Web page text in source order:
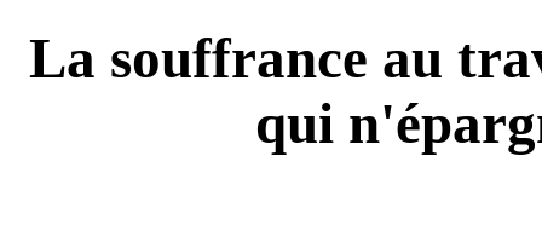
La souffrance au
qui